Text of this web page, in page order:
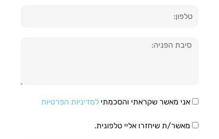
אני מאשר שקראתי והסכמתילמדיניות הפרטיות
מאשר/ת שיחזרו אליי טלפונית.